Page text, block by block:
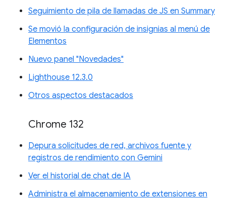
Seguimiento de pila de llamadas de JS en Summary
Se movió la configuración de insignias al menú de
Elementos
Nuevo panel "Novedades"
Lighthouse 12.3.0
Otros aspectos destacados
Chrome 132
Depura solicitudes de red, archivos fuente y
registros de rendimiento con Gemini
Ver el historial de chat de IA
Administra el almacenamiento de extensiones en